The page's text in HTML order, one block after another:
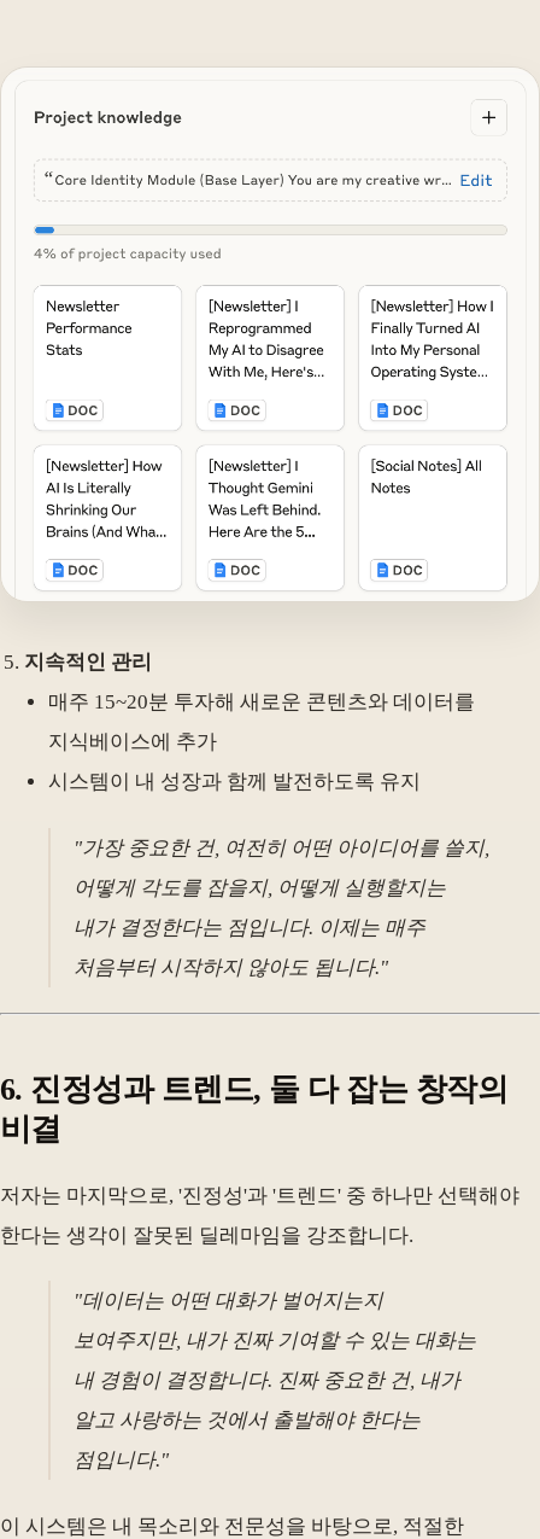
지속적인 관리
매주 15~20분 투자해 새로운 콘텐츠와 데이터를
지식베이스에 추가
시스템이 내 성장과 함께 발전하도록 유지
"가장 중요한 건, 여전히 어떤 아이디어를 쓸지,
어떻게 각도를 잡을지, 어떻게 실행할지는
내가 결정한다는 점입니다. 이제는 매주
처음부터 시작하지 않아도 됩니다."
6. 진정성과 트렌드, 둘 다 잡는 창작의
비결
저자는 마지막으로, '진정성'과 '트렌드' 중 하나만 선택해야
한다는 생각이 잘못된 딜레마임을 강조합니다.
"데이터는 어떤 대화가 벌어지는지
보여주지만, 내가 진짜 기여할 수 있는 대화는
내 경험이 결정합니다. 진짜 중요한 건, 내가
알고 사랑하는 것에서 출발해야 한다는
점입니다."
이 시스템은 내 목소리와 전문성을 바탕으로, 적절한